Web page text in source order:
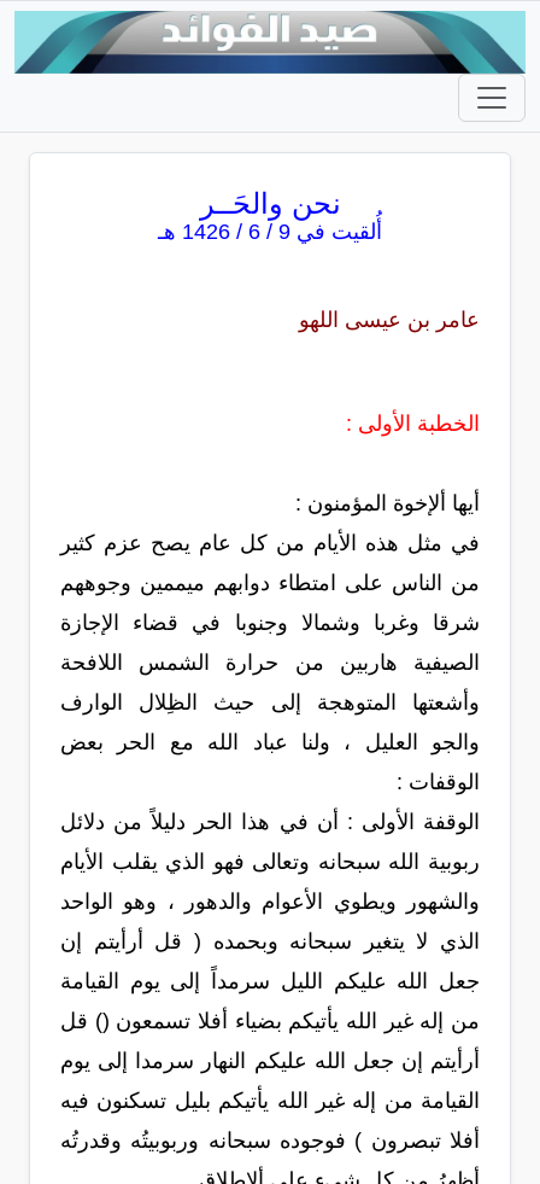
نحن والحَــر
أُلقيت في 9 / 6 / 1426 هـ
عامر بن عيسى اللهو
الخطبة الأولى :
أيها ألإخوة المؤمنون :
في مثل هذه الأيام من كل عام يصح عزم كثير
من الناس على امتطاء دوابهم ميممين وجوههم
شرقا وغربا وشمالا وجنوبا في قضاء الإجازة
الصيفية هاربين من حرارة الشمس اللافحة
وأشعتها المتوهجة إلى حيث الظِلال الوارف
والجو العليل ، ولنا عباد الله مع الحر بعض
الوقفات :
الوقفة الأولى : أن في هذا الحر دليلاً من دلائل
ربوبية الله سبحانه وتعالى فهو الذي يقلب الأيام
والشهور ويطوي الأعوام والدهور ، وهو الواحد
الذي لا يتغير سبحانه وبحمده ( قل أرأيتم إن
جعل الله عليكم الليل سرمداً إلى يوم القيامة
من إله غير الله يأتيكم بضياء أفلا تسمعون () قل
أرأيتم إن جعل الله عليكم النهار سرمدا إلى يوم
القيامة من إله غير الله يأتيكم بليل تسكنون فيه
أفلا تبصرون ) فوجوده سبحانه وربوبيتُه وقدرتُه